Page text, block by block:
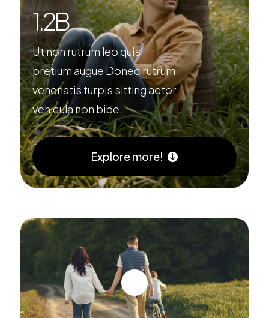
1.7B
Ut non rutrum leo quisi
pretium augue Donec rutrum
venenatis turpis sitting actor
vehicula non bibe.
Explore more!